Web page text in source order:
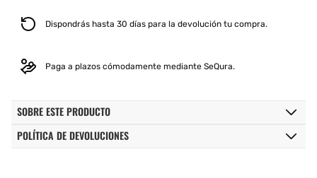
Dispondrás hasta 30 días para la devolución tu compra.
Paga a plazos cómodamente mediante SeQura.
SOBRE ESTE PRODUCTO
POLÍTICA DE DEVOLUCIONES